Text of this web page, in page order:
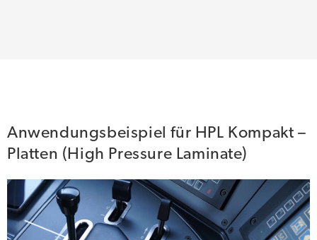
Anwendungsbeispiel für HPL Kompakt –
Platten (High Pressure Laminate)